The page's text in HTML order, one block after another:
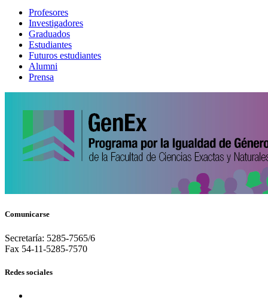
Profesores
Investigadores
Graduados
Estudiantes
Futuros estudiantes
Alumni
Prensa
Comunicarse
Secretaría: 5285-7565/6
Fax 54-11-5285-7570
Redes sociales